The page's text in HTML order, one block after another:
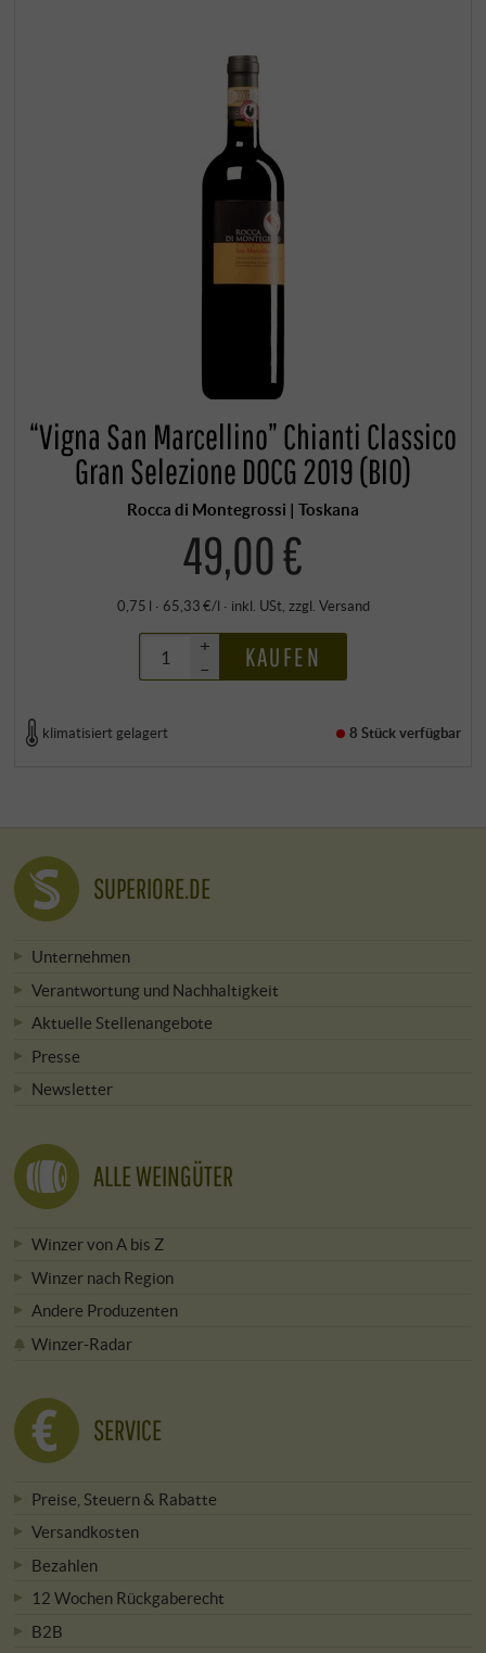
“Vigna San Marcellino” Chianti Classico
Gran Selezione DOCG 2019 (BIO)
Rocca di Montegrossi | Toskana
49,00 €
0,75 l · 65,33 €/l · inkl. USt, zzgl. Versand
+
–
KAUFEN
klimatisiert gelagert 8 Stückverfügbar
SUPERIORE.DE
Unternehmen
Verantwortung und Nachhaltigkeit
Aktuelle Stellenangebote
Presse
Newsletter
ALLE WEINGÜTER
Winzer von A bis Z
Winzer nach Region
Andere Produzenten
Winzer-Radar
SERVICE
Preise, Steuern & Rabatte
Versandkosten
Bezahlen
12 Wochen Rückgaberecht
B2B